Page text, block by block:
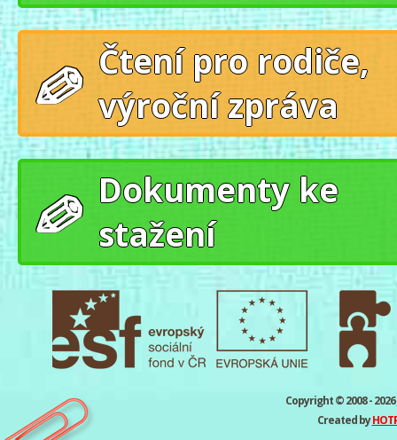
Čtení pro rodiče,
výroční zpráva
Dokumenty ke
stažení
Copyright © 2008 - 2026
Created by